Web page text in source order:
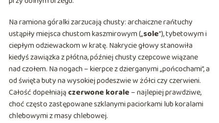
Na ramiona góralki zarzucają chusty: archaiczne rańtuchy
ustąpiły miejsca chustom kaszmirowym („sole”), tybetowym i
ciepłym odziewackom w kratę. Nakrycie głowy stanowiła
kiedyś zawiązka z płótna, później chusty czepcowe wiązane
nad czołem. Na nogach – kierpce z dzierganymi „pońcochami”, a
od święta buty na wysokiej podeszwie w żółci czy czerwieni.
Całość dopełniają czerwone korale – najlepiej prawdziwe,
choć często zastępowane szklanymi paciorkami lub koralami
chlebowymi z masy chlebowej.